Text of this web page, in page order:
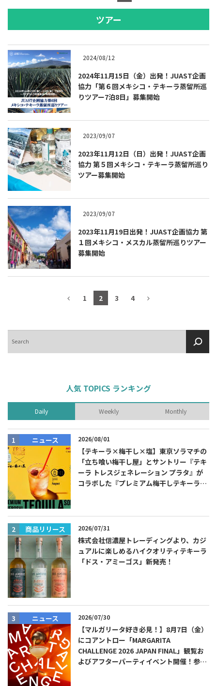
ツアー
2024/08/12
2024年11月15日（金）出発！JUAST企画
協力「第６回メキシコ・テキーラ蒸留所巡
りツアー7泊8日」募集開始
2023/09/07
2023年11月12日（日）出発！JUAST企画
協力 第５回メキシコ・テキーラ蒸留所巡り
ツアー募集開始
2023/09/07
2023年11月19日出発！JUAST企画協力 第
１回メキシコ・メスカル蒸留所巡りツアー
募集開始
1 2 3 4
索
人気 TOPICS ランキング
Daily Weekly Monthly
ニュース 2026/08/01
【テキーラ×梅干し×塩】東京ソラマチの
「立ち喰い梅干し屋」とサントリー『テキ
ーラ トレスジェネレーション プラタ』が
コラボした『プレミアム梅干しテキーラソ
商品リリース 2026/07/31
株式会社信濃屋トレーディングより、カジ
ュアルに楽しめるハイクオリティテキーラ
「ドス・アミーゴス」新発売！
ニュース 2026/07/30
【マルガリータ好き必見！】8月7日（金）
にコアントロー「MARGARITA
CHALLENGE 2026 JAPAN FINAL」観覧お
よびアフターパーティイベント開催！参加